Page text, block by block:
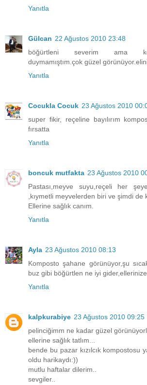
Yanıtla
Gülcan 22 Ağustos 2010 23:48
böğürtleni severim ama
duymamıştım.çok güzel
Yanıtla
Cocukla Cocuk 23 Ağustos 2010
super fikir, reçeline bayılırım
fırsatta
Yanıtla
boncuk mutfakta 23 Ağustos 2010
Pastası,meyve suyu,reçeli her
,kıymetli meyvelerden biri ve şimdi de
Ellerine sağlık canım.
Yanıtla
Ayla 23 Ağustos 2010 08:13
Komposto şahane görünüyor,şu
buz gibi böğürtlen ne iyi
Yanıtla
kalpkurabiye 23 Ağustos 2010 09:25
pelinciğimm ne kadar güzel
ellerine sağlık tatlım...
bende bu pazar kızılcık kompostosu
oldu harikaydı:))
mutlu haftalar dilerim..
sevgiler..